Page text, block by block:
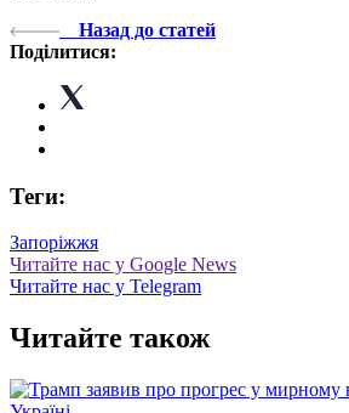
Назад до статей
Поділитися:
Теги:
Запоріжжя
Читайте нас у Google News
Читайте нас у Telegram
Читайте також